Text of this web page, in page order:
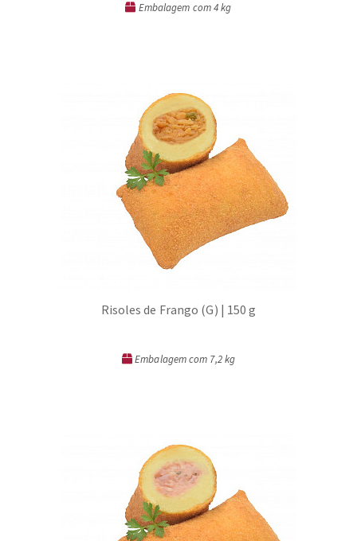
Embalagem com 4 kg
Risoles de Frango (G) | 150 g
Embalagem com 7,2 kg